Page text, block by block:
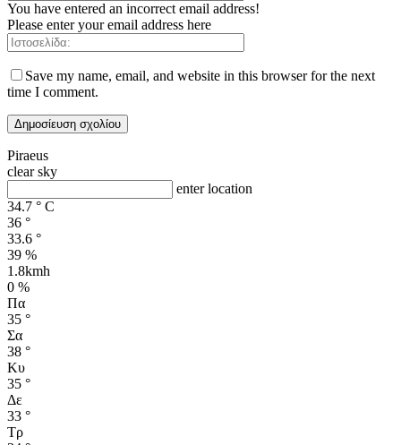
You have entered an incorrect email address!
Please enter your email address here
Save my name, email, and website in this browser for the next
time I comment.
Piraeus
clear sky
enter location
34.7 ° C
36 °
33.6 °
39 %
1.8kmh
0 %
Πα
35 °
Σα
38 °
Κυ
35 °
Δε
33 °
Τρ